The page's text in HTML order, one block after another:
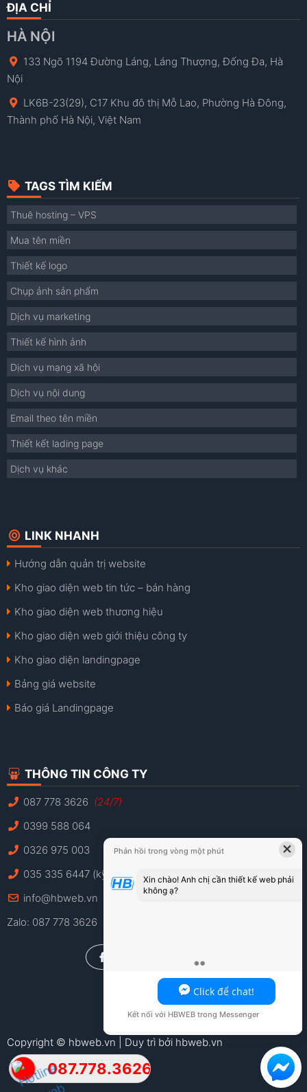
ĐỊA CHỈ
HÀ NỘI
133 Ngõ 1194 Đường Láng, Láng Thượng, Đống Đa, Hà
Nội
LK6B-23(29), C17 Khu đô thị Mỗ Lao, Phường Hà Đông,
Thành phố Hà Nội, Việt Nam
TAGS TÌM KIẾM
Thuê hosting – VPS
Mua tên miền
Thiết kế logo
Chụp ảnh sản phẩm
Dịch vụ marketing
Thiết kế hình ảnh
Dịch vụ mạng xã hội
Dịch vụ nội dung
Email theo tên miền
Thiết kết lading page
Dịch vụ khác
LINK NHANH
Hướng dẫn quản trị website
Kho giao diện web tin tức – bán hàng
Kho giao diện web thương hiệu
Kho giao diện web giới thiệu công ty
Kho giao diện landingpage
Bảng giá website
Báo giá Landingpage
THÔNG TIN CÔNG TY
087 778 3626 (24/7)
0399 588 064
0326 975 003
035 335 6447 (kỹ thuật)
info@hbweb.vn
Zalo: 087 778 3626
Copyright © hbweb.vn | Duy trì bởi hbweb.vn
087.778.3626
×
Phản hồi trong vòng một phút
Xin chào! Anh chị cần thiết kế web phải
không ạ?
Click để chat!
Kết nối với HBWEB trong Messenger